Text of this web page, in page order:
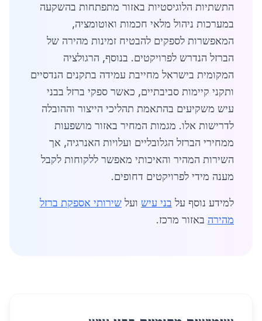
התשתיות הלוגיסטיות באזור מתפתחות בהשקעה
במערכות ניהול מלאי חכמות ואוטומציה,
המאפשרות לספקים להבטיח זמינות מהירה של
הברזל הנדרש לפרויקטים. בנוסף, הרגולציה
המקומית בישראל מחייבת עמידה בתקנים הנדסיים
ותקני קיימות סביבתיים, כאשר ספקי ברזל בבני
עיש משקיעים בהתאמת תהליכי הייצור וההובלה
לדרישות אלו. מגמות המחיר באזור מושפעות
ממחירי הברזל הגלובליים ועלויות האנרגיה, אך
השירות המהיר והאיכותי מאפשר ללקוחות לקבל
מענה מידי לפרויקטים דחופים.
למידע נוסף על בני עיש ועל שירותי אספקת ברזל
מהירה באזור מרכז.